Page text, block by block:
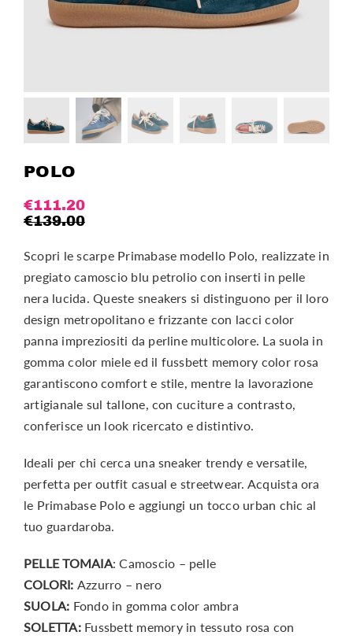
POLO
€139.00
€111.20
Scopri le scarpe Primabase modello Polo, realizzate in
pregiato camoscio blu petrolio con inserti in pelle
nera lucida. Queste sneakers si distinguono per il loro
design metropolitano e frizzante con lacci color
panna impreziositi da perline multicolore. La suola in
gomma color miele ed il fussbett memory color rosa
garantiscono comfort e stile, mentre la lavorazione
artigianale sul tallone, con cuciture a contrasto,
conferisce un look ricercato e distintivo.
Ideali per chi cerca una sneaker trendy e versatile,
perfetta per outfit casual e streetwear. Acquista ora
le Primabase Polo e aggiungi un tocco urban chic al
tuo guardaroba.
PELLE TOMAIA: Camoscio – pelle
COLORI: Azzurro – nero
SUOLA: Fondo in gomma color ambra
SOLETTA: Fussbett memory in tessuto rosa con